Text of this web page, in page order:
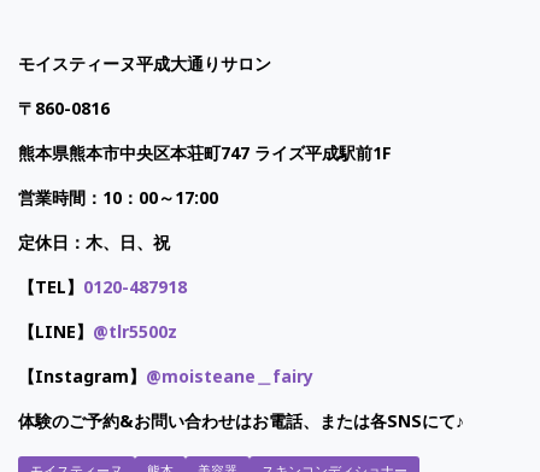
モイスティーヌ平成大通りサロン
〒 860-0816
熊本県熊本市中央区本荘町747 ライズ平成駅前1F
営業時間： 10 ： 00～17:00
定休日：木、日、祝
【TEL】 0120-487918
【LINE】 @tlr5500z
【Instagram】 @moisteane＿fairy
体験のご予約&お問い合わせはお電話、または各SNSにて♪